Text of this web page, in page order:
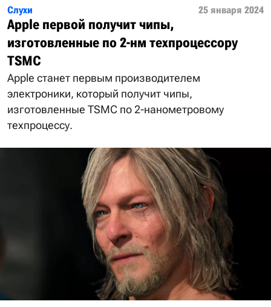
Слухи 25 января 2024
Apple первой получит чипы,
изготовленные по 2-нм техпроцессору
TSMC
Apple станет первым производителем
электроники, который получит чипы,
изготовленные TSMC по 2-нанометровому
техпроцессу.